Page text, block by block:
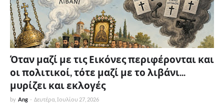
Όταν μαζί με τις Εικόνες περιφέρονται και
οι πολιτικοί, τότε μαζί με το λιβάνι...
μυρίζει και εκλογές
by Ang - Δευτέρα, Ιουλίου 27, 2026